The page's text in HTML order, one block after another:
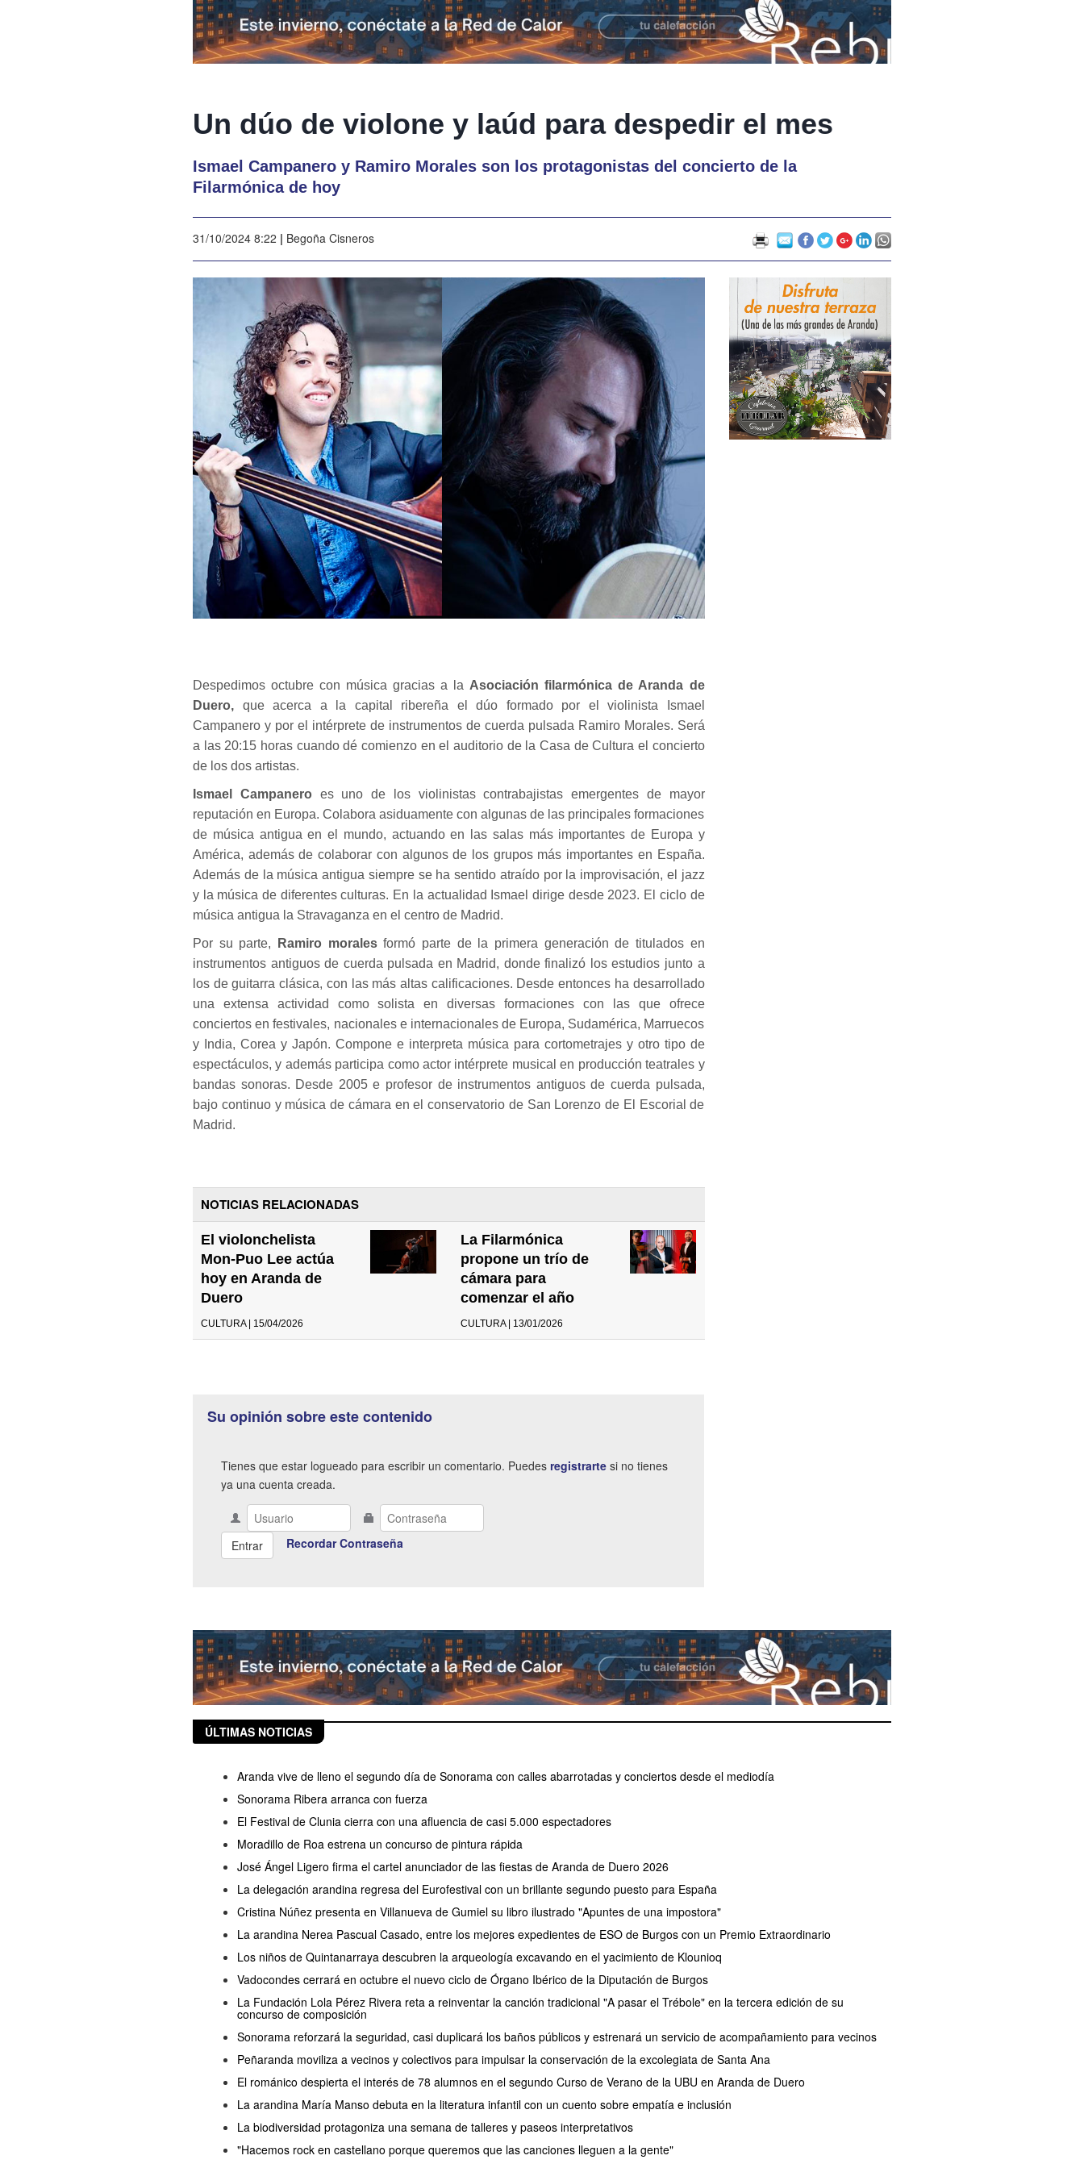
Un dúo de violone y laúd para despedir el mes
Ismael Campanero y Ramiro Morales son los protagonistas del concierto de la
Filarmónica de hoy
31/10/2024 8:22 | Begoña Cisneros
Despedimos octubre con música gracias a la Asociación filarmónica de Aranda de
Duero, que acerca a la capital ribereña el dúo formado por el violinista Ismael
Campanero y por el intérprete de instrumentos de cuerda pulsada Ramiro Morales. Será
a las 20:15 horas cuando dé comienzo en el auditorio de la Casa de Cultura el concierto
de los dos artistas.
Ismael Campanero es uno de los violinistas contrabajistas emergentes de mayor
reputación en Europa. Colabora asiduamente con algunas de las principales formaciones
de música antigua en el mundo, actuando en las salas más importantes de Europa y
América, además de colaborar con algunos de los grupos más importantes en España.
Además de la música antigua siempre se ha sentido atraído por la improvisación, el jazz
y la música de diferentes culturas. En la actualidad Ismael dirige desde 2023. El ciclo de
música antigua la Stravaganza en el centro de Madrid.
Por su parte, Ramiro moralesformó parte de la primera generación de titulados en
instrumentos antiguos de cuerda pulsada en Madrid, donde finalizó los estudios junto a
los de guitarra clásica, con las más altas calificaciones. Desde entonces ha desarrollado
una extensa actividad como solista en diversas formaciones con las que ofrece
conciertos en festivales, nacionales e internacionales de Europa, Sudamérica, Marruecos
y India, Corea y Japón. Compone e interpreta música para cortometrajes y otro tipo de
espectáculos, y además participa como actor intérprete musical en producción teatrales y
bandas sonoras. Desde 2005 e profesor de instrumentos antiguos de cuerda pulsada,
bajo continuo y música de cámara en el conservatorio de San Lorenzo de El Escorial de
Madrid.
NOTICIAS RELACIONADAS
El violonchelista
Mon-Puo Lee actúa
hoy en Aranda de
Duero
CULTURA | 15/04/2026
La Filarmónica
propone un trío de
cámara para
comenzar el año
CULTURA | 13/01/2026
Su opinión sobre este contenido
Tienes que estar logueado para escribir un comentario. Puedes registrarte si no tienes
ya una cuenta creada.
Recordar Contraseña
ÚLTIMAS NOTICIAS
Aranda vive de lleno el segundo día de Sonorama con calles abarrotadas y conciertos desde el mediodía
Sonorama Ribera arranca con fuerza
El Festival de Clunia cierra con una afluencia de casi 5.000 espectadores
Moradillo de Roa estrena un concurso de pintura rápida
José Ángel Ligero firma el cartel anunciador de las fiestas de Aranda de Duero 2026
La delegación arandina regresa del Eurofestival con un brillante segundo puesto para España
Cristina Núñez presenta en Villanueva de Gumiel su libro ilustrado "Apuntes de una impostora"
La arandina Nerea Pascual Casado, entre los mejores expedientes de ESO de Burgos con un Premio Extraordinario
Los niños de Quintanarraya descubren la arqueología excavando en el yacimiento de Klounioq
Vadocondes cerrará en octubre el nuevo ciclo de Órgano Ibérico de la Diputación de Burgos
La Fundación Lola Pérez Rivera reta a reinventar la canción tradicional "A pasar el Trébole" en la tercera edición de su
concurso de composición
Sonorama reforzará la seguridad, casi duplicará los baños públicos y estrenará un servicio de acompañamiento para vecinos
Peñaranda moviliza a vecinos y colectivos para impulsar la conservación de la excolegiata de Santa Ana
El románico despierta el interés de 78 alumnos en el segundo Curso de Verano de la UBU en Aranda de Duero
La arandina María Manso debuta en la literatura infantil con un cuento sobre empatía e inclusión
La biodiversidad protagoniza una semana de talleres y paseos interpretativos
"Hacemos rock en castellano porque queremos que las canciones lleguen a la gente"